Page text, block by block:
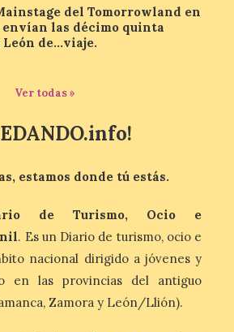
del estreno de La
La pieza de vídeo
una selección de
la mitología y los
al ritmo de un
de
Granja ante
agua
del Tomorrowland en
envían las décimo quinta
de…viaje.
Ver todas »
estamos donde tú estás.
de Turismo, Ocio e
. Es un Diario de turismo, ocio e
nacional dirigido a jóvenes y
en las provincias del antiguo
Zamora y León/Llión).